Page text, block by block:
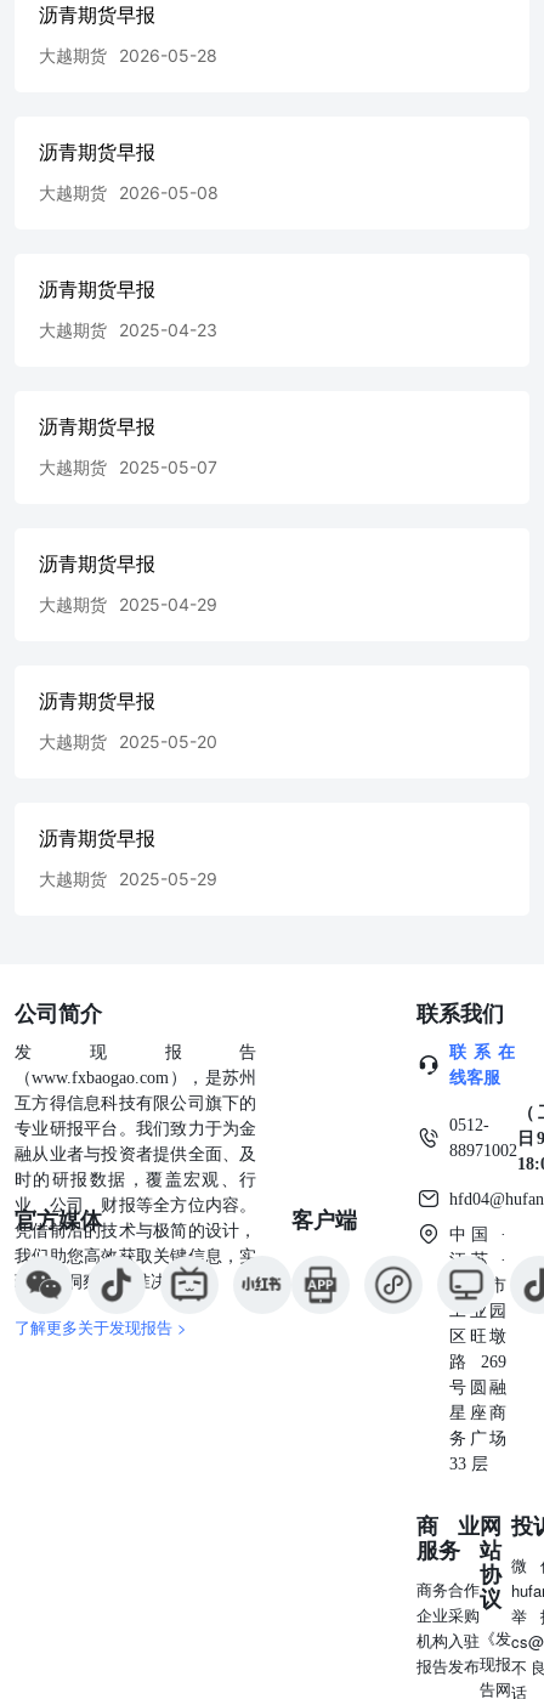
行情-基差走势 二、沥青期货行情-价差分析-主力合约价差
货行情-价差分析-原油裂解价差 三、沥青期货行情-价差分
沥青基本面分析-利润分析-焦化沥青利润价差走势 三、沥青
基本面分析-供给端-出货量 三、沥青基本面分析-供给端-稀
释沥青港口库存 三、沥青基本面分析-供给端-产量 三、沥
修损失量预估 三、沥青基本面分析-库存-交易所仓单 三、
沥青基本面分析-库存-社会库存和厂内库存 三、沥青基本面
分析-库存-厂内库存存货比 三、沥青基本面分析-进出口情
量 三、沥青基本面分析-需求端-下游需求 三、沥青基本面
工率 三、沥青基本面分析-需求端-沥青开工率 三、沥青基
或以任何方式发送、翻版、复制或传播此报告的全部或部分
材料、内容。如引用、刊发，须注明出处为大越期货股份有
想、见解及分析方法，但大越期货股份有限公司对这些信息
司不保证所这些信息不会发生任何变更。 本报告中的信息
告中的内容对最终操作建议做出任何担保，投资者根据本报
告作出的任何投资决策与大越期货股份有限公司及本报告作
者无关。 证券代码：839979 THANKS!
沥青期货早报
大越期货 2026-05-28
沥青期货早报
大越期货 2026-05-08
沥青期货早报
大越期货 2025-04-23
沥青期货早报
大越期货 2025-05-07
沥青期货早报
大越期货 2025-04-29
沥青期货早报
大越期货 2025-05-20
沥青期货早报
大越期货 2025-05-29
公司简介
发现报告
（www.fxbaogao.com），是苏州
互方得信息科技有限公司旗下的
专业研报平台。我们致力于为金
融从业者与投资者提供全面、及
时的研报数据，覆盖宏观、行
业、公司、财报等全方位内容。
凭借前沿的技术与极简的设计，
我们助您高效获取关键信息，实
现深度洞察与精准决策。
了解更多关于发现报告 >
官方媒体 客户端
联系我们
联系在
线客服
0512-
88971002
日
中国 ·
江苏 ·
苏州市
工业园
区旺墩
路269
号圆融
星座商
务广场
33 层
商业
服务
商务合作
企业采购
机构入驻
报告发布
网
站
协
议
《发
现报
告网
投
微
举
不